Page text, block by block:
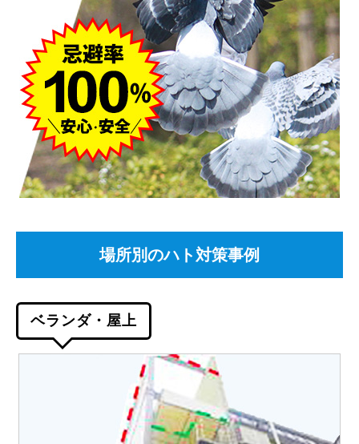
場所別のハト対策事例
ベランダ・屋上